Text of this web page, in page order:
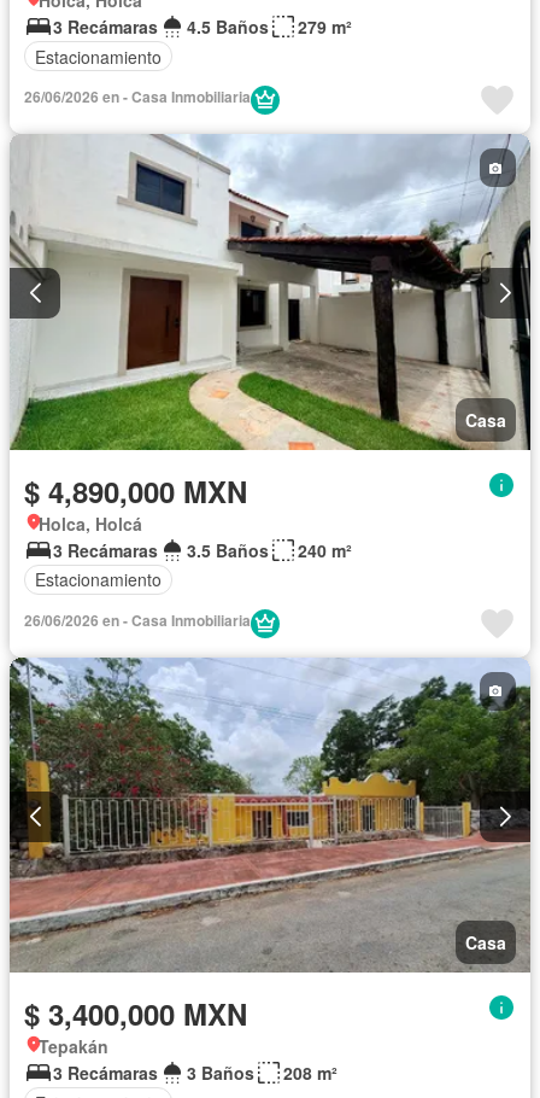
3 Recámaras
4.5 Baños
279 m²
Estacionamiento
26/06/2026 en - Casa Inmobiliaria
Casa
$ 4,890,000 MXN
Holca, Holcá
3 Recámaras
3.5 Baños
240 m²
Estacionamiento
26/06/2026 en - Casa Inmobiliaria
Casa
$ 3,400,000 MXN
Tepakán
3 Recámaras
3 Baños
208 m²